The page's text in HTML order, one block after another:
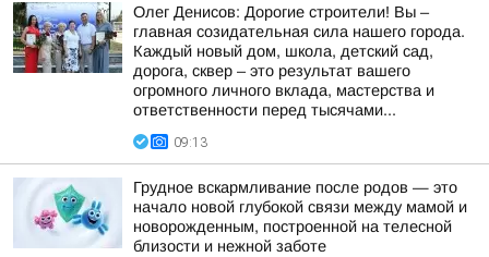
Олег Денисов: Дорогие строители! Вы –
главная созидательная сила нашего города.
Каждый новый дом, школа, детский сад,
дорога, сквер – это результат вашего
огромного личного вклада, мастерства и
ответственности перед тысячами...
09:13
Грудное вскармливание после родов — это
начало новой глубокой связи между мамой и
новорожденным, построенной на телесной
близости и нежной заботе